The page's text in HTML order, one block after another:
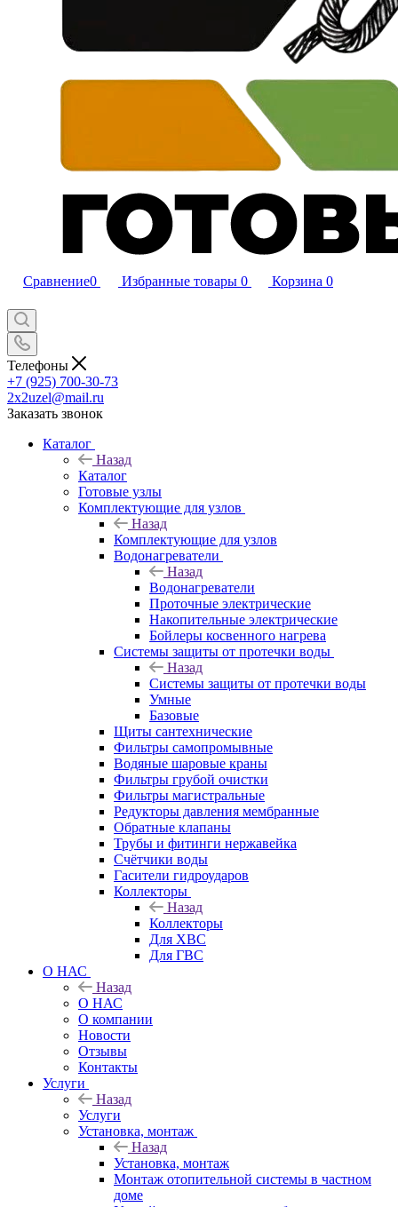
Сравнение0 Избранные товары 0 Корзина 0
Телефоны
+7 (925) 700-30-73
2x2uzel@mail.ru
Заказать звонок
Каталог
Назад
Каталог
Готовые узлы
Комплектующие для узлов
Назад
Комплектующие для узлов
Водонагреватели
Назад
Водонагреватели
Проточные электрические
Накопительные электрические
Бойлеры косвенного нагрева
Системы защиты от протечки воды
Назад
Системы защиты от протечки воды
Умные
Базовые
Щиты сантехнические
Фильтры самопромывные
Водяные шаровые краны
Фильтры грубой очистки
Фильтры магистральные
Редукторы давления мембранные
Обратные клапаны
Трубы и фитинги нержавейка
Счётчики воды
Гасители гидроударов
Коллекторы
Назад
Коллекторы
Для ХВС
Для ГВС
О НАС
Назад
О НАС
О компании
Новости
Отзывы
Контакты
Услуги
Назад
Услуги
Установка, монтаж
Назад
Установка, монтаж
Монтаж отопительной системы в частном
доме